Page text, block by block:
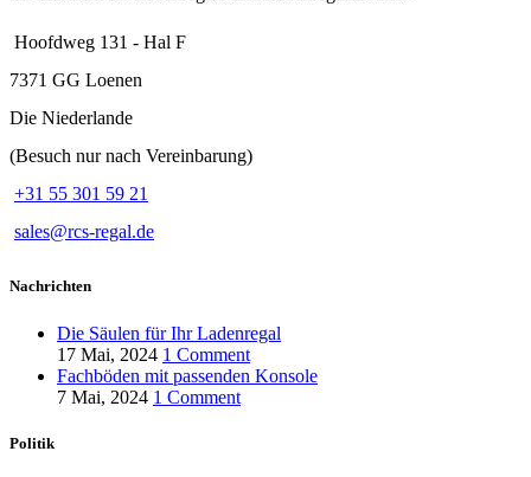
Hoofdweg 131 - Hal F
7371 GG Loenen
Die Niederlande
(Besuch nur nach Vereinbarung)
+31 55 301 59 21
sales@rcs-regal.de
Nachrichten
Die Säulen für Ihr Ladenregal
17 Mai, 2024 1 Comment
Fachböden mit passenden Konsole
7 Mai, 2024 1 Comment
Politik